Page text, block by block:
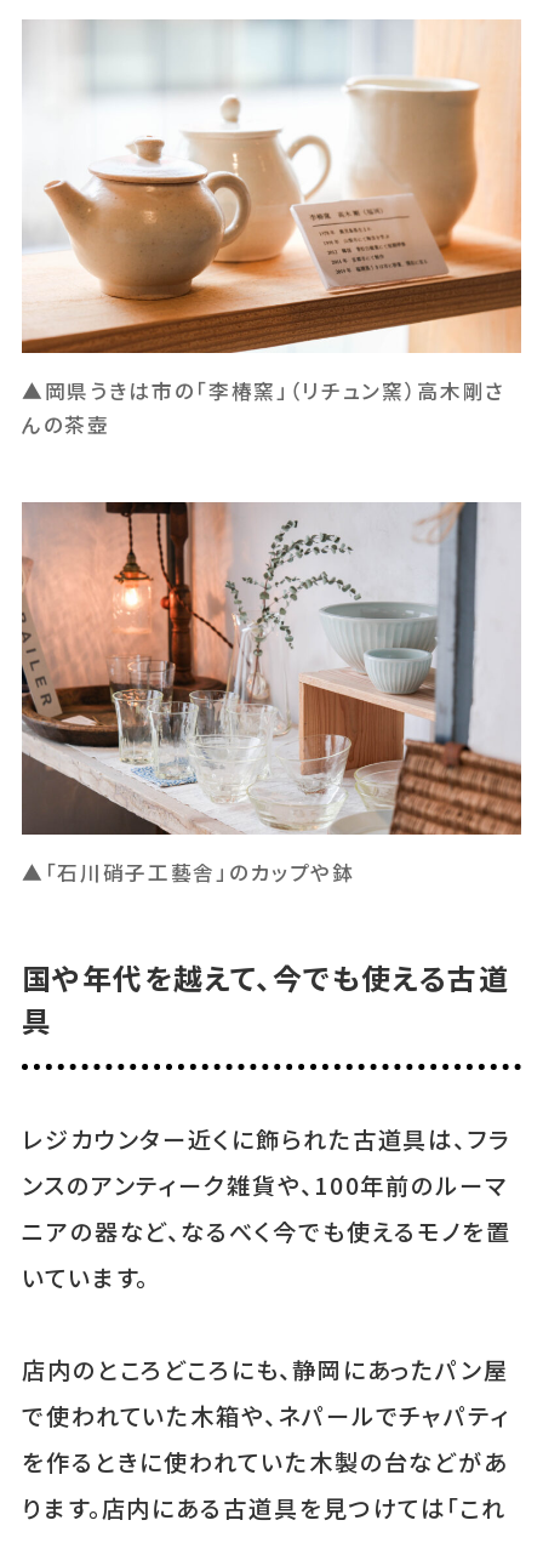
▲岡県うきは市の「李椿窯」（リチュン窯）高木剛さ
んの茶壺
▲「石川硝子工藝舎」のカップや鉢
国や年代を越えて、今でも使える古道
具
レジカウンター近くに飾られた古道具は、フラ
ンスのアンティーク雑貨や、100年前のルーマ
ニアの器など、なるべく今でも使えるモノを置
いています。
店内のところどころにも、静岡にあったパン屋
で使われていた木箱や、ネパールでチャパティ
を作るときに使われていた木製の台などがあ
ります。店内にある古道具を見つけては「これ